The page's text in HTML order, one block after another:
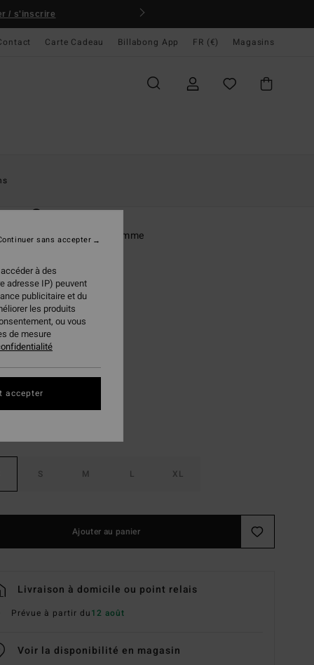
/ s'inscrire
Carte Cadeau Billabong App FR (€) Magasins
Camper
avec capuche Vert Femme
€
50%
€
S M L XL
Ajouter au panier
Livraison à domicile ou point relais
Prévue à partir du12 août
Voir la disponibilité en magasin
à des
adresse IP) peuvent
publicitaire et du
les produits
ou vous
de mesure
sans accepter
accepter